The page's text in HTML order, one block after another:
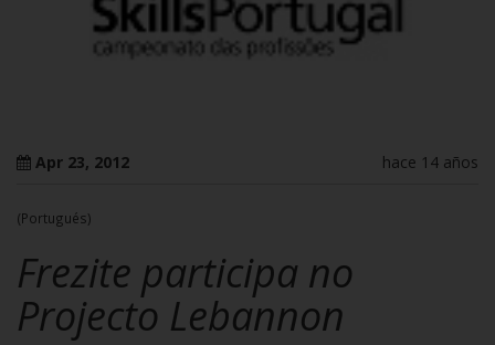
Apr 23, 2012 hace 14 años
(Portugués)
Frezite participa no
Projecto Lebannon